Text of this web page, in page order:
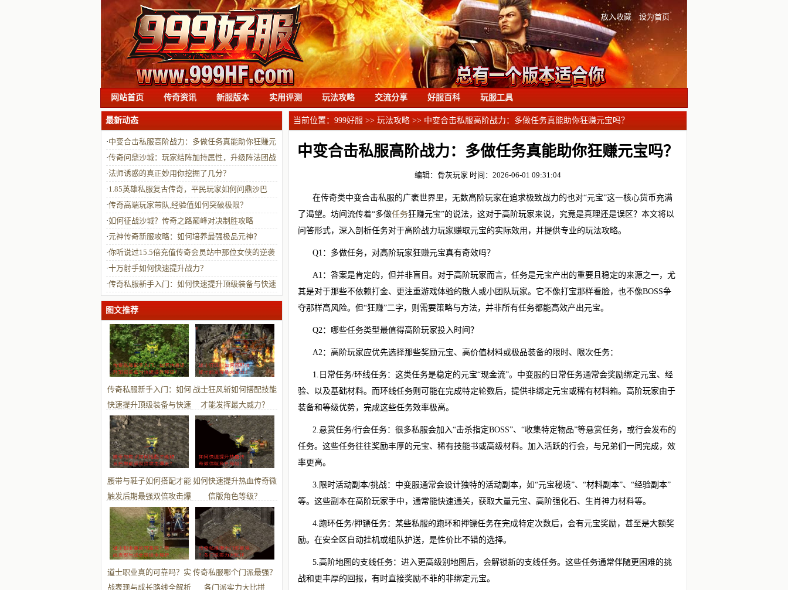
放入收藏 设为首页
网站首页 传奇资讯 新服版本 实用评测 玩法攻略 交流分享 好服百科 玩服工具
当前位置： 999好服 >> 玩法攻略 >> 中变合击私服高阶战力：多做任务真能助你狂赚元宝吗？
中变合击私服高阶战力：多做任务真能助你狂赚元宝吗？
编辑：骨灰玩家 时间：2026-06-01 09:31:04
在传奇类中变合击私服的广袤世界里，无数高阶玩家在追求极致战力的也对“元宝”这一核心货币充满
了渴望。坊间流传着“多做任务狂赚元宝”的说法，这对于高阶玩家来说，究竟是真理还是误区？本文将以
问答形式，深入剖析任务对于高阶战力玩家赚取元宝的实际效用，并提供专业的玩法攻略。
Q1：多做任务，对高阶玩家狂赚元宝真有奇效吗？
A1：答案是肯定的，但并非盲目。对于高阶玩家而言，任务是元宝产出的重要且稳定的来源之一，尤
其是对于那些不依赖打金、更注重游戏体验的散人或小团队玩家。它不像打宝那样看脸，也不像BOSS争
夺那样高风险。但“狂赚”二字，则需要策略与方法，并非所有任务都能高效产出元宝。
Q2：哪些任务类型最值得高阶玩家投入时间？
A2：高阶玩家应优先选择那些奖励元宝、高价值材料或极品装备的限时、限次任务：
1.日常任务/环线任务：这类任务是稳定的元宝“现金流”。中变服的日常任务通常会奖励绑定元宝、经
验、以及基础材料。而环线任务则可能在完成特定轮数后，提供非绑定元宝或稀有材料箱。高阶玩家由于
装备和等级优势，完成这些任务效率极高。
2.悬赏任务/行会任务：很多私服会加入“击杀指定BOSS”、“收集特定物品”等悬赏任务，或行会发布的
任务。这些任务往往奖励丰厚的元宝、稀有技能书或高级材料。加入活跃的行会，与兄弟们一同完成，效
率更高。
3.限时活动副本/挑战：中变服通常会设计独特的活动副本，如“元宝秘境”、“材料副本”、“经验副本”
等。这些副本在高阶玩家手中，通常能快速通关，获取大量元宝、高阶强化石、生肖神力材料等。
4.跑环任务/押镖任务：某些私服的跑环和押镖任务在完成特定次数后，会有元宝奖励，甚至是大额奖
励。在安全区自动挂机或组队护送，是性价比不错的选择。
5.高阶地图的支线任务：进入更高级别地图后，会解锁新的支线任务。这些任务通常伴随更困难的挑
战和更丰厚的回报，有时直接奖励不菲的非绑定元宝。
最新动态
·中变合击私服高阶战力：多做任务真能助你狂赚元
宝吗？
·传奇问鼎沙城：玩家结阵加持属性，升级阵法团战
称霸有何绝招？
·法师诱惑的真正妙用你挖掘了几分？
·1.85英雄私服复古传奇，平民玩家如何问鼎沙巴
克？
·传奇高端玩家带队,经验值如何突破极限？
·如何征战沙城？传奇之路巅峰对决制胜攻略
·元神传奇新服攻略：如何培养最强极品元神？
·你听说过15.5倍充值传奇会员站中那位女侠的逆袭
故事吗？
·十万射手如何快速提升战力？
·传奇私服新手入门：如何快速提升顶级装备与快速
提升等级？
图文推荐
传奇私服新手入门：如何
快速提升顶级装备与快速
提升等级？
战士狂风斩如何搭配技能
才能发挥最大威力？
腰带与鞋子如何搭配才能
触发后期最强双倍攻击爆
发？
如何快速提升热血传奇微
信版角色等级？
道士职业真的可靠吗？实
战表现与成长路线全解析
传奇私服哪个门派最强？
各门派实力大比拼